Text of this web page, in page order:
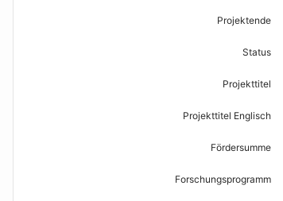
Projektende
Status
Projekttitel
Projekttitel Englisch
Fördersumme
Forschungsprogramm